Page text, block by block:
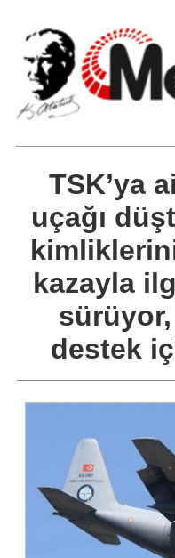
TSK’ya
uçağı
kazayla
sürüyor,
destek